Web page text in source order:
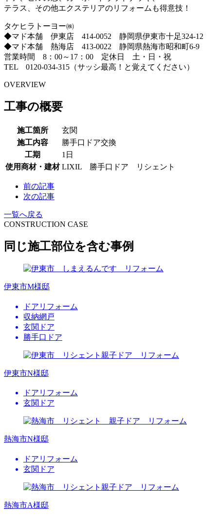
テラス、その他エクステリアのリフォームも得意技！
タケヒラトーヨー㈱
◆マド本舗 伊東店 414-0052 静岡県伊東市十足324-12
◆マド本舗 熱海店 413-0022 静岡県熱海市昭和町6-9
営業時間 8：00～17：00 定休日 土・日・祝
TEL 0120-034-315（サッシ最高！と覚えてください）
OVERVIEW
工事の概要
施工箇所
玄関
施工内容
勝手口ドア交換
工期
1日
使用商材・建材 LIXIL 勝手口ドア リシェント
前の記事
次の記事
一覧へ戻る
CONSTRUCTION CASE
同じ施工部位を含む事例
伊東市M様邸
ドアリフォーム
収納網戸
玄関ドア
勝手口ドア
伊東市N様邸
ドアリフォーム
玄関ドア
熱海市N様邸
ドアリフォーム
玄関ドア
熱海市A様邸